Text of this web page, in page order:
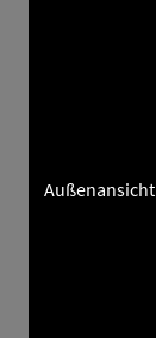
Außenansicht